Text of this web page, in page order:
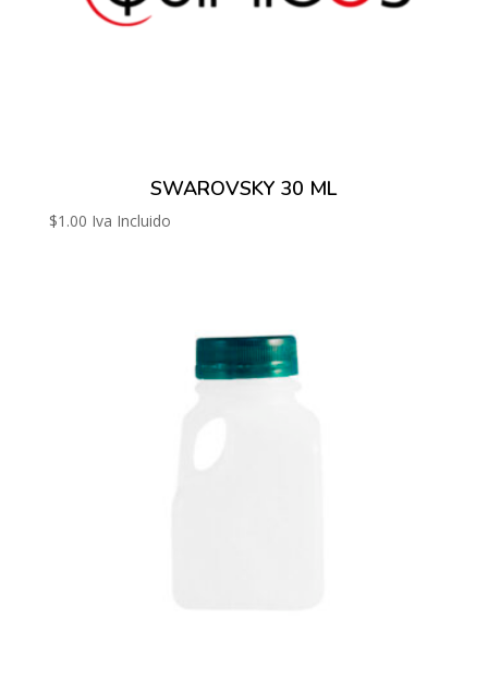
SWAROVSKY 30 ML
$1.00 Iva Incluido